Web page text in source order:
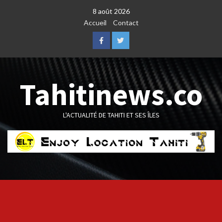
8 août 2026
Accueil
Contact
FacebookTwitter
Tahitinews.co
L'ACTUALITÉ DE TAHITI ET SES ÎLES